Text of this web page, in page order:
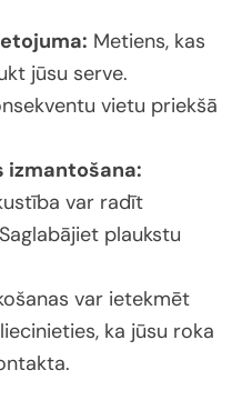
Metiens, kas
jūsu serve.
vietu priekšā
izmantošana:
var radīt
plaukstu
var ietekmēt
ka jūsu roka